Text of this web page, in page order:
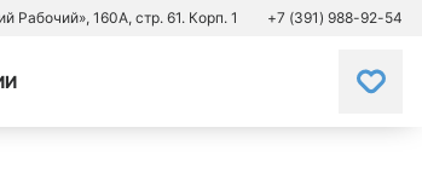
Рабочий», 160А, стр. 61. Корп. 1 +7 (391) 988-92-54